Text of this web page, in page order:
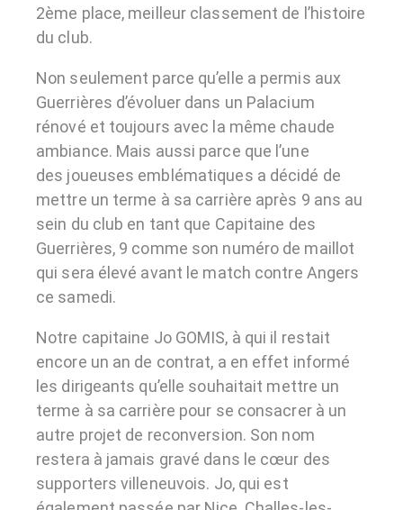
2ème place, meilleur classement de l’histoire
du club.
Non seulement parce qu’elle a permis aux
Guerrières d’évoluer dans un Palacium
rénové et toujours avec la même chaude
ambiance. Mais aussi parce que l’une
des joueuses emblématiques a décidé de
mettre un terme à sa carrière après 9 ans au
sein du club en tant que Capitaine des
Guerrières, 9 comme son numéro de maillot
qui sera élevé avant le match contre Angers
ce samedi.
Notre capitaine Jo GOMIS, à qui il restait
encore un an de contrat, a en effet informé
les dirigeants qu’elle souhaitait mettre un
terme à sa carrière pour se consacrer à un
autre projet de reconversion. Son nom
restera à jamais gravé dans le cœur des
supporters villeneuvois. Jo, qui est